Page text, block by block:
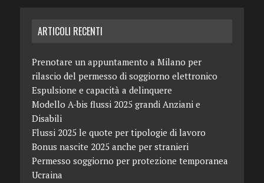
ARTICOLI RECENTI
Prenotare un appuntamento a Milano per
rilascio del permesso di soggiorno elettronico
Espulsione e capacità a delinquere
Modello A-bis flussi 2025 grandi Anziani e
Disabili
Flussi 2025 le quote per tipologie di lavoro
Bonus nascite 2025 anche per stranieri
Permesso soggiorno per protezione temporanea
Ucraina